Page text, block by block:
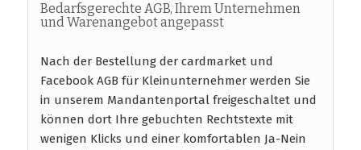
Bedarfsgerechte AGB, Ihrem Unternehmen
und Warenangebot angepasst
Nach der Bestellung der cardmarket und
Facebook AGB für Kleinunternehmer werden Sie
in unserem Mandantenportal freigeschaltet und
können dort Ihre gebuchten Rechtstexte mit
wenigen Klicks und einer komfortablen Ja-Nein